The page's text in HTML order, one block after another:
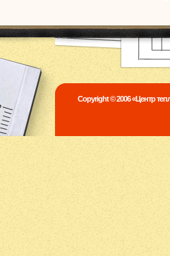
Copyright © 2006 «Центр